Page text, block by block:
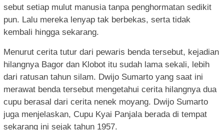
sebut setiap mulut manusia tanpa penghormatan sedikit
pun. Lalu mereka lenyap tak berbekas, serta tidak
kembali hingga sekarang.
Menurut cerita tutur dari pewaris benda tersebut, kejadian
hilangnya Bagor dan Klobot itu sudah lama sekali, lebih
dari ratusan tahun silam. Dwijo Sumarto yang saat ini
merawat benda tersebut mengetahui cerita hilangnya dua
cupu berasal dari cerita nenek moyang. Dwijo Sumarto
juga menjelaskan, Cupu Kyai Panjala berada di tempat
sekarang ini sejak tahun 1957.